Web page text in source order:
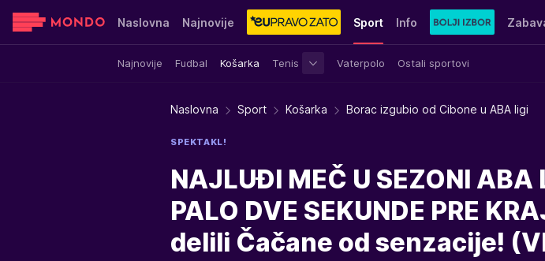
Naslovna Najnovije Sport
Najnovije Fudbal Košarka Tenis Vaterpolo Ostali sportovi
Info
Sensa Stvar ukusa Yumama
Naslovna Sport Košarka Borac izgubio od Cibone u ABA ligi
SPEKTAKL!
NAJLUĐI MEČ U SEZONI ABA
PALO DVE SEKUNDE PRE
delili Čačane od senzacije!